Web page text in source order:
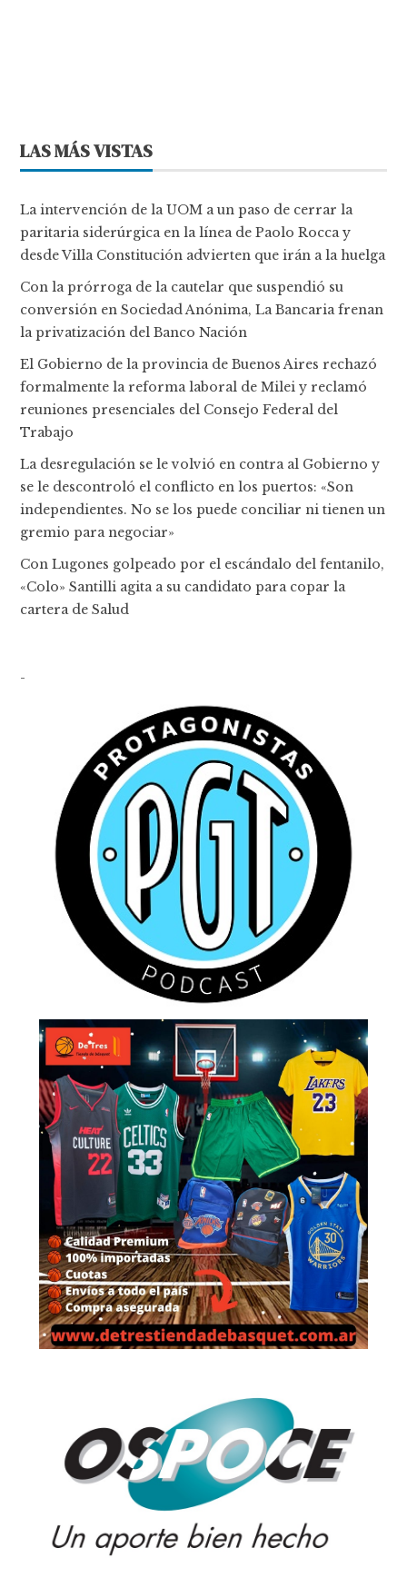
LAS MÁS VISTAS
La intervención de la UOM a un paso de cerrar la
paritaria siderúrgica en la línea de Paolo Rocca y
desde Villa Constitución advierten que irán a la huelga
Con la prórroga de la cautelar que suspendió su
conversión en Sociedad Anónima, La Bancaria frenan
la privatización del Banco Nación
El Gobierno de la provincia de Buenos Aires rechazó
formalmente la reforma laboral de Milei y reclamó
reuniones presenciales del Consejo Federal del
Trabajo
La desregulación se le volvió en contra al Gobierno y
se le descontroló el conflicto en los puertos: «Son
independientes. No se los puede conciliar ni tienen un
gremio para negociar»
Con Lugones golpeado por el escándalo del fentanilo,
«Colo» Santilli agita a su candidato para copar la
cartera de Salud
-